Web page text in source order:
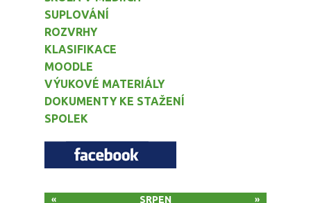
SUPLOVÁNÍ
ROZVRHY
KLASIFIKACE
MOODLE
VÝUKOVÉ MATERIÁLY
DOKUMENTY KE STAŽENÍ
SPOLEK
SRPEN
« »